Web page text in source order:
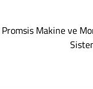
Promsis Makine ve